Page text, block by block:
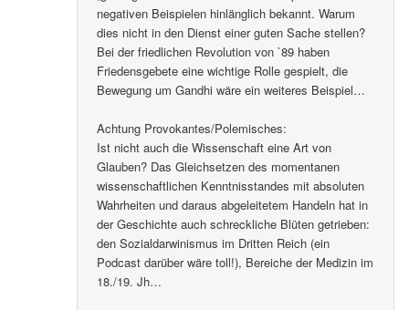
negativen Beispielen hinlänglich bekannt. Warum
dies nicht in den Dienst einer guten Sache stellen?
Bei der friedlichen Revolution von `89 haben
Friedensgebete eine wichtige Rolle gespielt, die
Bewegung um Gandhi wäre ein weiteres Beispiel…
Achtung Provokantes/Polemisches:
Ist nicht auch die Wissenschaft eine Art von
Glauben? Das Gleichsetzen des momentanen
wissenschaftlichen Kenntnisstandes mit absoluten
Wahrheiten und daraus abgeleitetem Handeln hat in
der Geschichte auch schreckliche Blüten getrieben:
den Sozialdarwinismus im Dritten Reich (ein
Podcast darüber wäre toll!), Bereiche der Medizin im
18./19. Jh…